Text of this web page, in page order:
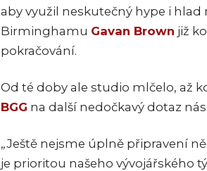
aby využil neskutečný hype i hlad
Birminghamu Gavan Brown již
pokračování.
Od té doby ale studio mlčelo, až
BGG na další nedočkavý dotaz
„Ještě nejsme úplně připravení
je prioritou našeho vývojářského